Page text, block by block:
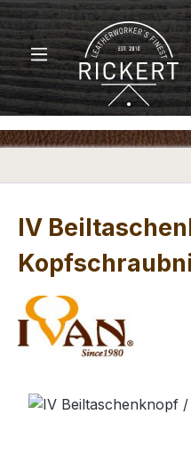
Zum Hauptinhalt springen
IV
Bildergalerie